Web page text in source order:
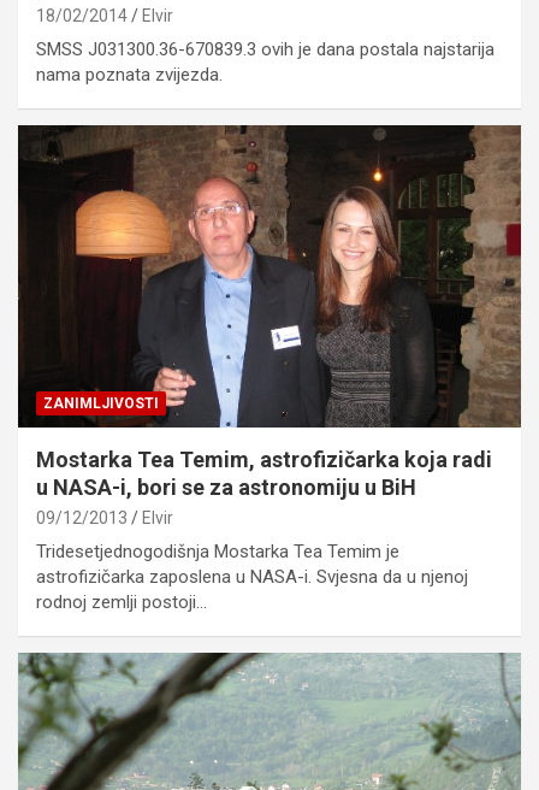
18/02/2014 Elvir
SMSS J031300.36-670839.3 ovih je dana postala najstarija
nama poznata zvijezda.
ZANIMLJIVOSTI
Mostarka Tea Temim, astrofizičarka koja radi
u NASA-i, bori se za astronomiju u BiH
09/12/2013 Elvir
Tridesetjednogodišnja Mostarka Tea Temim je
astrofizičarka zaposlena u NASA-i. Svjesna da u njenoj
rodnoj zemlji postoji…